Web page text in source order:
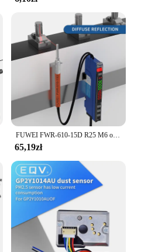
FUWEI FWR-610-15D R25 M6 odporność na zginanie czujnik optyczny z włókna odbicie rozproszone
65,19zł